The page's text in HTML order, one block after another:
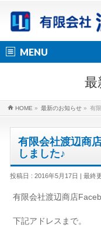
MENU
最
HOME » 最新のお知らせ » 有
有限会社渡辺商
しました♪
投稿日 : 2016年5月17日 最終
有限会社渡辺商店
下記アドレスまで。